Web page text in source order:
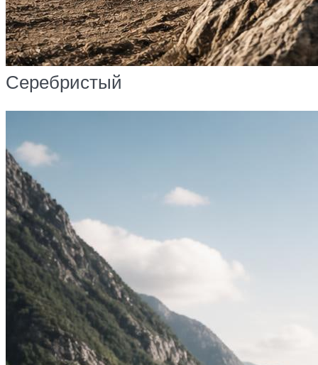
Серебристый